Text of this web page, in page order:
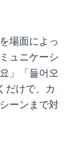
場面によっ
ュニケーシ
」「들어오
けで、カ
ーンまで対